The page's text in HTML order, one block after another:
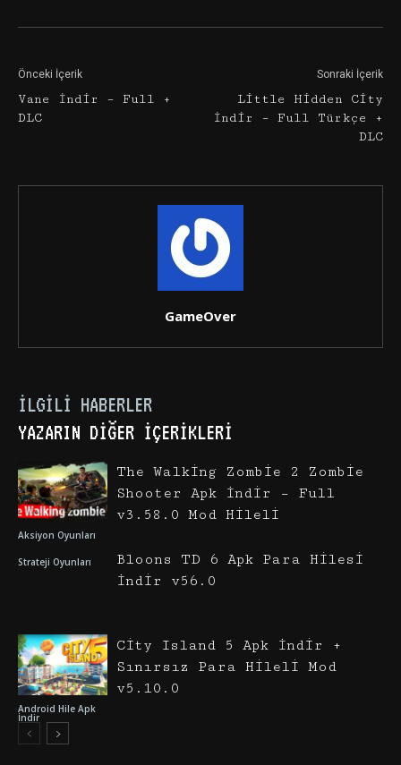
Önceki İçerik
Vane İndir – Full +
DLC
Sonraki İçerik
Little Hidden City
İndir – Full Türkçe +
DLC
GameOver
İLGILI HABERLER
YAZARIN DIĞER İÇERIKLERI
Aksiyon Oyunları
The Walking Zombie 2 Zombie
Shooter Apk İndir – Full
v3.58.0 Mod Hileli
Strateji Oyunları
Bloons TD 6 Apk Para Hilesi
İndir v56.0
Android Hile Apk
İndir
City Island 5 Apk İndir +
Sınırsız Para Hileli Mod
v5.10.0